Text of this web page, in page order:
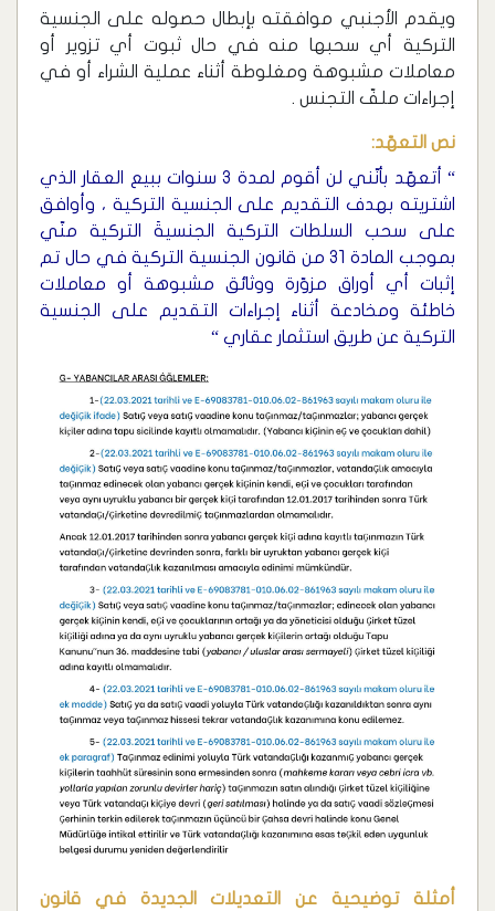
ويقدم الأجنبي موافقته بإبطال حصوله على الجنسية
التركية أي سحبها منه في حال ثبوت أي تزوير أو
معاملات مشبوهة ومغلوطة أثناء عملية الشراء أو في
إجراءات ملفّ التجنس .
نص التعهّد:
“ أتعهّد بأنّني لن أقوم لمدة 3 سنوات ببيع العقار الذي
اشتريته بهدف التقديم على الجنسية التركية ، وأوافق
على سحب السلطات التركية الجنسيةَ التركية منّي
بموجب المادة 31 من قانون الجنسية التركية في حال تم
إثبات أي أوراق مزوّرة ووثائق مشبوهة أو معاملات
خاطئة ومخادعة أثناء إجراءات التقديم على الجنسية
التركية عن طريق استثمار عقاري “
أمثلة توضيحية عن التعديلات الجديدة في قانون